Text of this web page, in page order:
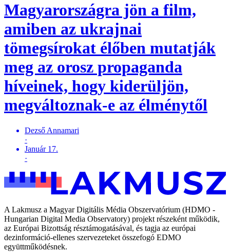
Magyarországra jön a film,
amiben az ukrajnai
tömegsírokat élőben mutatják
meg az orosz propaganda
híveinek, hogy kiderüljön,
megváltoznak-e az élménytől
Dezső Annamari
·
Január 17.
·
A Lakmusz a Magyar Digitális Média Obszervatórium (HDMO -
Hungarian Digital Media Observatory) projekt részeként működik,
az Európai Bizottság résztámogatásával, és tagja az európai
dezinformáció-ellenes szervezeteket összefogó EDMO
együttműködésnek.